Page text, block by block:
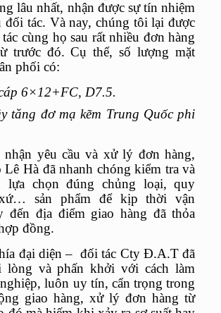
lâu nhất, nhận được sự tín nhiệm
đối tác. Và nay, chúng tôi lại được
cùng họ sau rất nhiều đơn hàng
trước đó. Cụ thể, số lượng mặt
phối có:
6×12+FC, D7.5.
tăng đơ mạ kẽm Trung Quốc phi
nhận yêu cầu và xử lý đơn hàng,
Hà đã nhanh chóng kiểm tra và
lựa chọn đúng chủng loại, quy
sản phẩm để kịp thời vận
đến địa điểm giao hàng đã thỏa
đồng.
đại diện – đối tác Cty Đ.A.T đã
lòng và phấn khởi với cách làm
luôn uy tín, cẩn trọng trong
giao hàng, xử lý đơn hàng từ